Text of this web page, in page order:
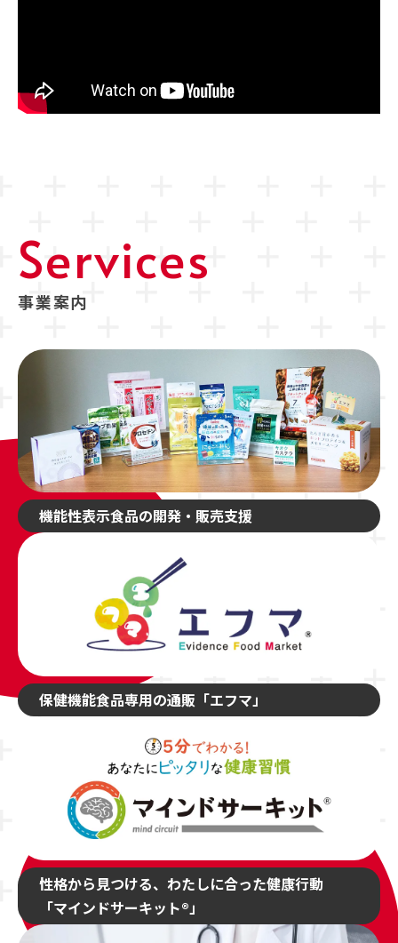
Services
事業案内
機能性表示食品の開発・販売支援
保健機能食品専用の通販「エフマ」
性格から見つける、わたしに合った健康行動
「マインドサーキット®」